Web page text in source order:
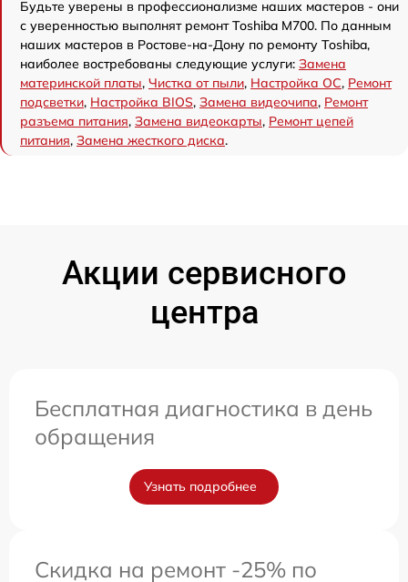
Будьте уверены в профессионализме наших мастеров - они
с уверенностью выполнят ремонт Toshiba M700. По данным
наших мастеров в Ростове-на-Дону по ремонту Toshiba,
наиболее востребованы следующие услуги: Замена
материнской платы, Чистка от пыли, Настройка ОС, Ремонт
подсветки, Настройка BIOS, Замена видеочипа, Ремонт
разъема питания, Замена видеокарты, Ремонт цепей
питания, Замена жесткого диска.
Акции сервисного
центра
Бесплатная диагностика в день
обращения
Узнать подробнее
Скидка на ремонт -25% по